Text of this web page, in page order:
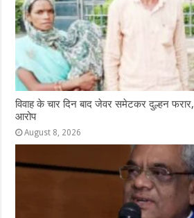
विवाह के चार दिन बाद जेवर समेटकर दुल्हन फरार,
आरोप
August 8, 2026